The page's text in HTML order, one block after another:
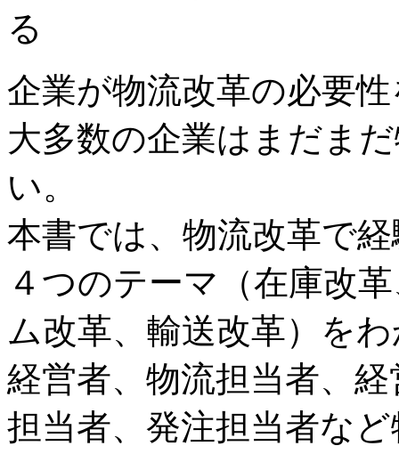
る
企業が物流改革の必要
大多数の企業はまだま
い。
本書では、物流改革で
４つのテーマ（在庫改
ム改革、輸送改革）を
経営者、物流担当者、
担当者、発注担当者な